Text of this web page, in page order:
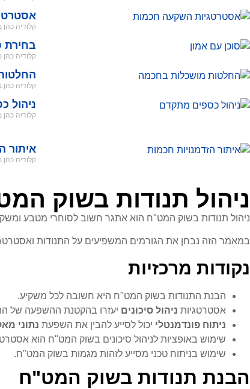
קלודיה כהן
בחירת
קלודיה כהן
קלודיה כהן
ניהול
קלודיה כהן
איתור
קלודיה כהן
ניהול תנודות בשוק
ניהול תנודות בשוק המט"ח הוא אתגר חשוב לסוחרי מטבע
במאמר הזה נבחן את הגורמים המשפיעים על התנודות
נקודות מרכזיות
הבנת התנודות בשוק המט"ח היא חשובה לכל משקיע.
אסטרטגיות ניהול סיכונים יעזרו בהקטנת ההשפעה של
ניתוח פונדמנטלי יכול לסייע להבין את השפעת נתוני
שימוש באופציות לניהול סיכונים בשוק המט"ח הוא
שימוש בניתוח טכני מסייע לזהות מגמות בשוק המט"ח.
הבנת תנודות בשוק המט"ח